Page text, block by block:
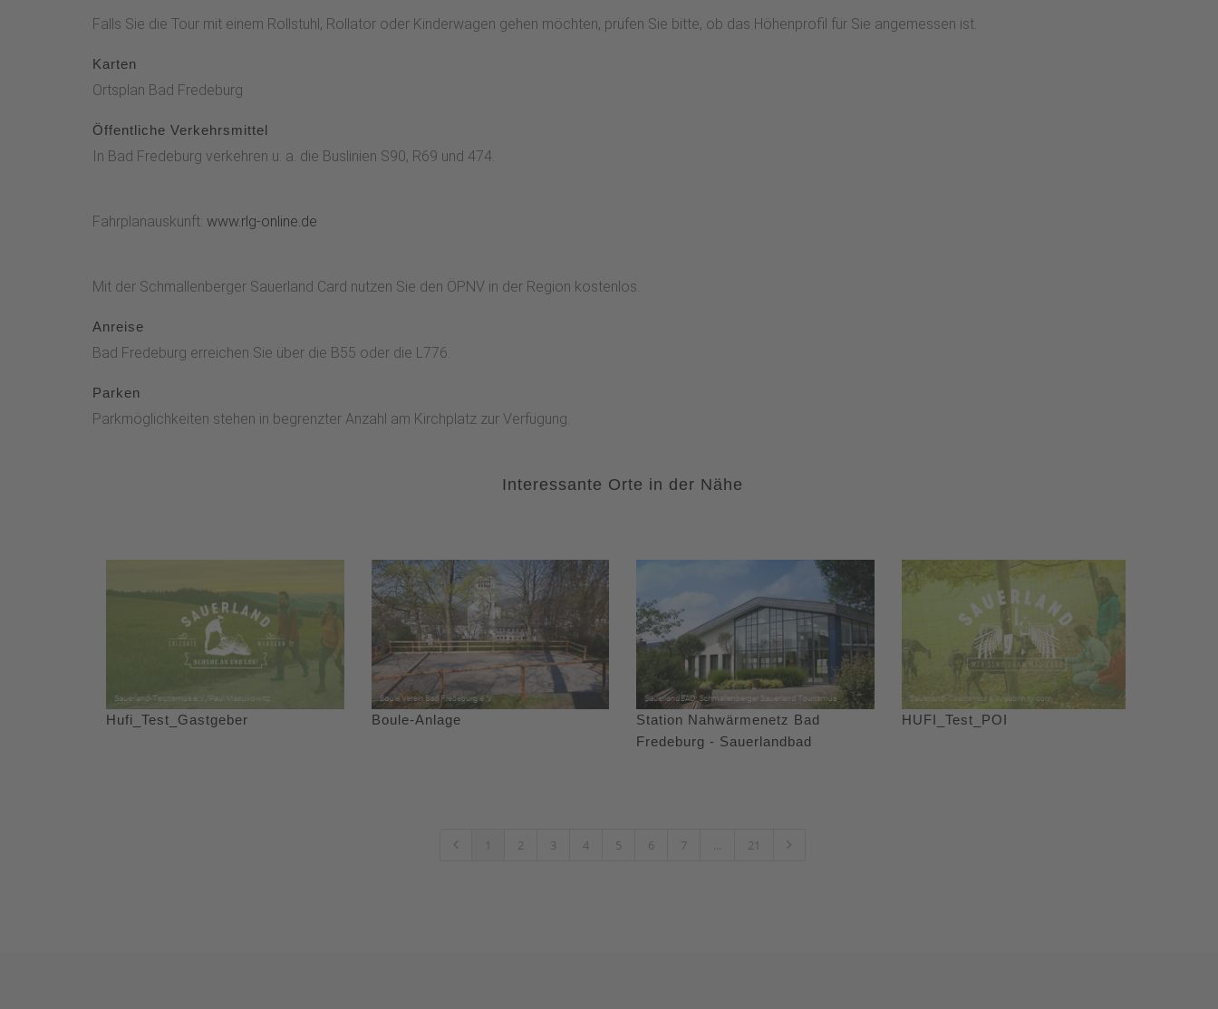
Falls Sie die Tour mit einem Rollstuhl, Rollator oder Kinderwagen gehen möchten, prüfen Sie bitte, ob das Höhenprofil für Sie angemessen ist.
Karten
Ortsplan Bad Fredeburg
Öffentliche Verkehrsmittel
In Bad Fredeburg verkehren u. a. die Buslinien S90, R69 und 474.
Fahrplanauskunft: www.rlg-online.de
Mit der Schmallenberger Sauerland Card nutzen Sie den ÖPNV in der Region kostenlos.
Anreise
Bad Fredeburg erreichen Sie über die B55 oder die L776.
Parken
Parkmöglichkeiten stehen in begrenzter Anzahl am Kirchplatz zur Verfügung.
Interessante Orte in der Nähe
Hufi_Test_Gastgeber Boule-Anlage
Station Nahwärmenetz Bad
Fredeburg - Sauerlandbad
HUFI_Test_POI
1 2 3 4 5 6 7 ... 21